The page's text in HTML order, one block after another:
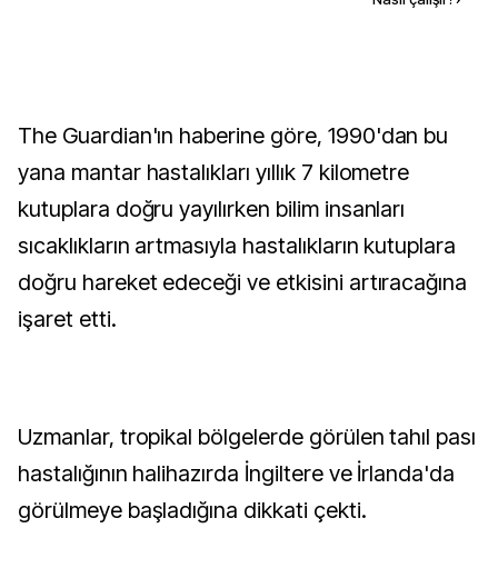
The Guardian'ın haberine göre, 1990'dan bu
yana mantar hastalıkları yıllık 7 kilometre
kutuplara doğru yayılırken bilim insanları
sıcaklıkların artmasıyla hastalıkların kutuplara
doğru hareket edeceği ve etkisini artıracağına
işaret etti.
Uzmanlar, tropikal bölgelerde görülen tahıl pası
hastalığının halihazırda İngiltere ve İrlanda'da
görülmeye başladığına dikkati çekti.